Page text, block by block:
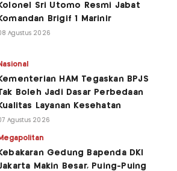
Kolonel Sri Utomo Resmi Jabat
Komandan Brigif 1 Marinir
Agustus 2026
Kementerian HAM Tegaskan BPJS
Boleh Jadi Dasar Perbedaan
Kualitas Layanan Kesehatan
Agustus 2026
Kebakaran Gedung Bapenda DKI
Makin Besar, Puing-Puing